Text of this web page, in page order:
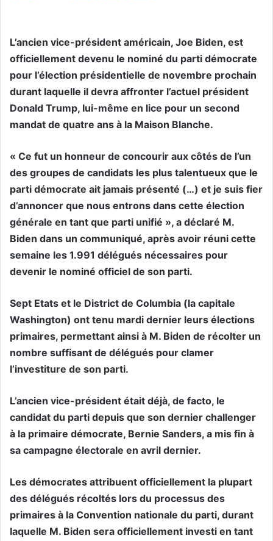
L’ancien vice-président américain, Joe Biden, est
officiellement devenu le nominé du parti démocrate
pour l’élection présidentielle de novembre prochain
durant laquelle il devra affronter l’actuel président
Donald Trump, lui-même en lice pour un second
mandat de quatre ans à la Maison Blanche.
« Ce fut un honneur de concourir aux côtés de l’un
des groupes de candidats les plus talentueux que le
parti démocrate ait jamais présenté (…) et je suis fier
d’annoncer que nous entrons dans cette élection
générale en tant que parti unifié », a déclaré M.
Biden dans un communiqué, après avoir réuni cette
semaine les 1.991 délégués nécessaires pour
devenir le nominé officiel de son parti.
Sept Etats et le District de Columbia (la capitale
Washington) ont tenu mardi dernier leurs élections
primaires, permettant ainsi à M. Biden de récolter un
nombre suffisant de délégués pour clamer
l’investiture de son parti.
L’ancien vice-président était déjà, de facto, le
candidat du parti depuis que son dernier challenger
à la primaire démocrate, Bernie Sanders, a mis fin à
sa campagne électorale en avril dernier.
Les démocrates attribuent officiellement la plupart
des délégués récoltés lors du processus des
primaires à la Convention nationale du parti, durant
laquelle M. Biden sera officiellement investi en tant